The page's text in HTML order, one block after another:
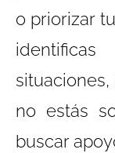
o priorizar
no estás
buscar